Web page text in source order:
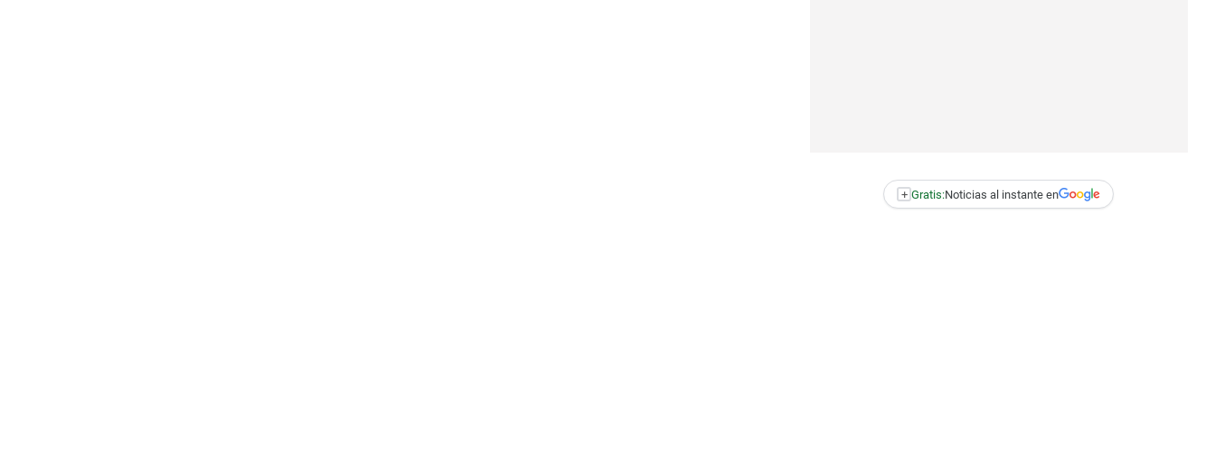
+ Gratis:Noticias al instante en